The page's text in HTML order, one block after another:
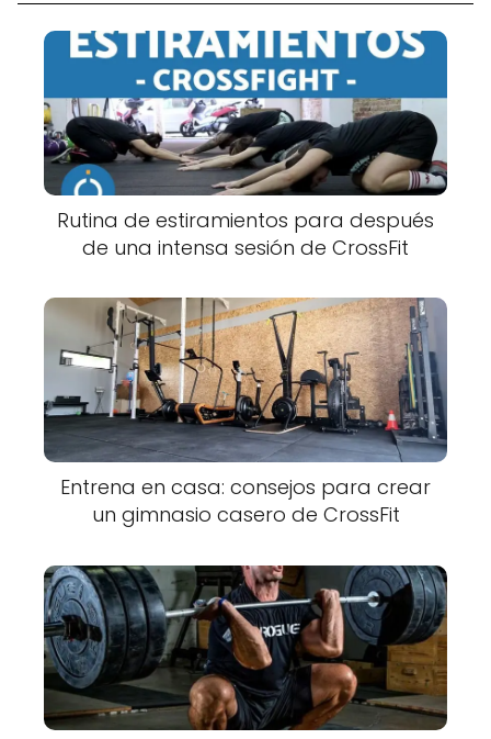
Rutina de estiramientos para después
de una intensa sesión de CrossFit
Entrena en casa: consejos para crear
un gimnasio casero de CrossFit